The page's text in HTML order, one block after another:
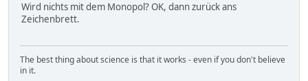
Wird nichts mit dem Monopol? OK, dann zurück ans
Zeichenbrett.
The best thing about science is that it works - even if you don't believe
in it.